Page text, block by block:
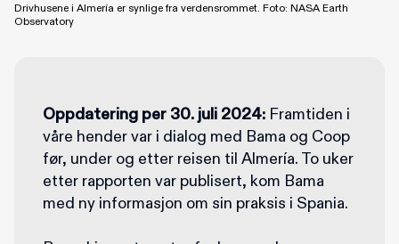
Drivhusene i Almería er synlige fra verdensrommet. Foto: NASA Earth
Observatory
Oppdatering per 30. juli 2024: Framtiden i
våre hender var i dialog med Bama og Coop
før, under og etter reisen til Almería. To uker
etter rapporten var publisert, kom Bama
med ny informasjon om sin praksis i Spania.